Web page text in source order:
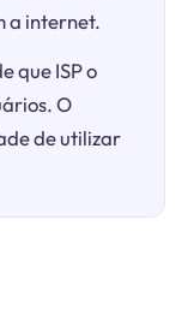
a internet.
que ISP o
O
de utilizar